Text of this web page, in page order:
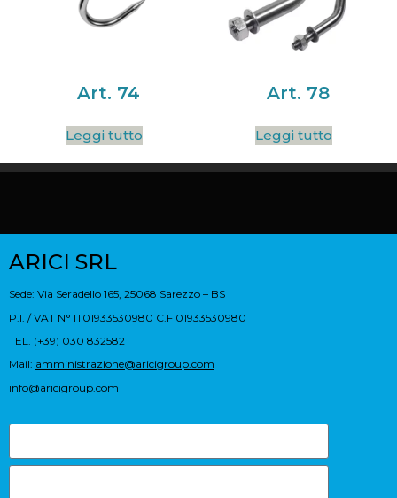
Art. 74
Leggi tutto
Art. 78
Leggi tutto
ARICI SRL
Sede: Via Seradello 165, 25068 Sarezzo – BS
P.I. / VAT N° IT01933530980 C.F 01933530980
TEL. (+39) 030 832582
Mail: amministrazione@aricigroup.com
info@aricigroup.com